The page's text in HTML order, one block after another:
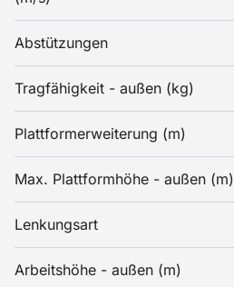
Abstützungen
Tragfähigkeit - außen (kg)
Plattformerweiterung (m)
Max. Plattformhöhe - außen (m)
Lenkungsart
Arbeitshöhe - außen (m)